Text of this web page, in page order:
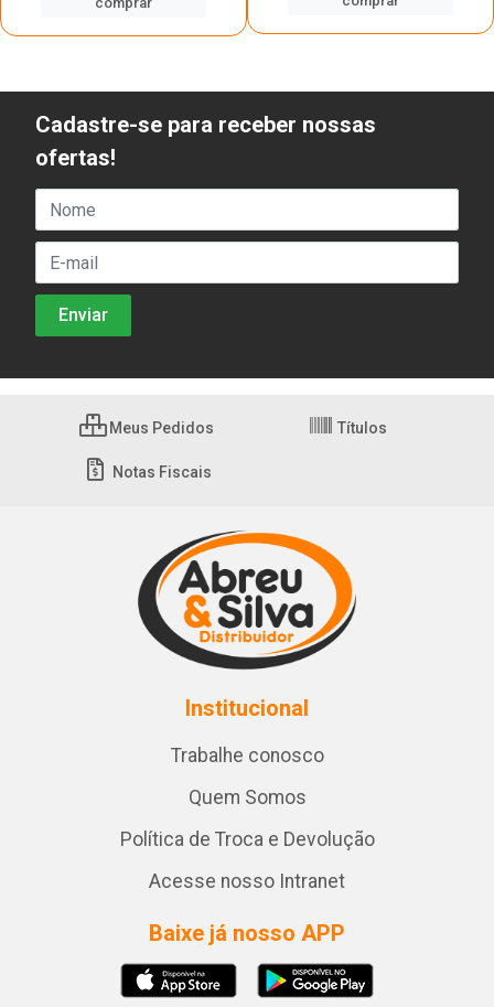
Cadastre-se para receber nossas
ofertas!
Meus Pedidos Títulos
Notas Fiscais
Institucional
Trabalhe conosco
Quem Somos
Política de Troca e Devolução
Acesse nosso Intranet
Baixe já nosso APP